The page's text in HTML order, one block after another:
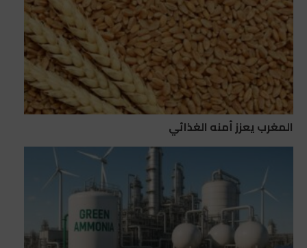
المغرب يعزز أمنه الغذائي